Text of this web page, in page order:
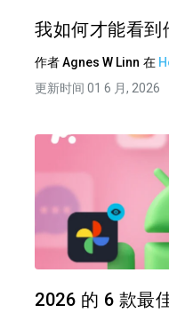
我如何才能看到
作者Agnes W Linn 在
更新时间 01 6 月, 2026
2026 的 6 款最